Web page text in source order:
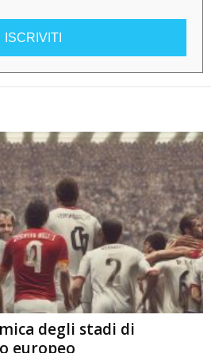
ISCRIVITI
degli stadi di
europeo